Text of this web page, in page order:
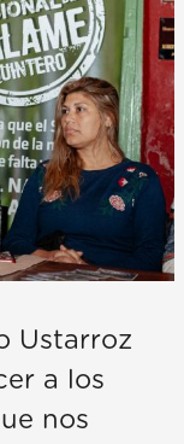
Ustarroz
a los
nos